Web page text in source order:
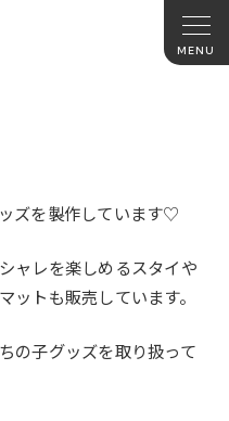
ズを製作しています♡
ャレを楽しめるスタイや
ットも販売しています。
の子グッズを取り扱って